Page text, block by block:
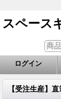
スペース
ログイン
【受注生産】